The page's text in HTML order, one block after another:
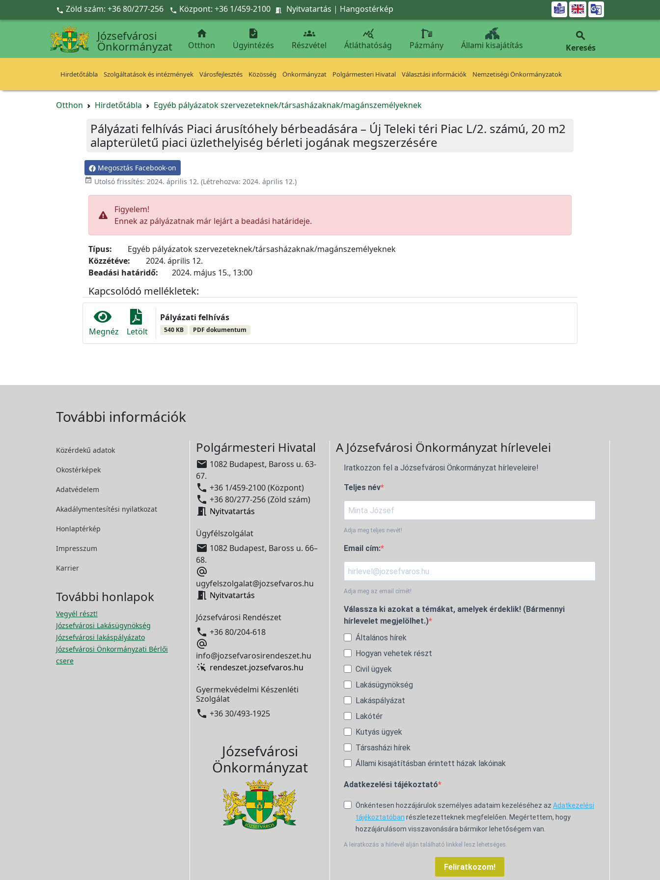
Ugrás a fő tartalomra
 Zöld szám: +36 80/277-256  Központ: +36 1/459-2100  Nyitvatartás | Hangostérkép 
Józsefvárosi
Önkormányzat

Otthon

Ügyintézés

Részvétel

Átláthatóság Pázmány Állami kisajátítás

Keresés
Hirdetőtábla Szolgáltatások és intézmények Városfejlesztés Közösség Önkormányzat Polgármesteri Hivatal Választási információk Nemzetiségi Önkormányzatok
Otthon Hirdetőtábla Egyéb pályázatok szervezeteknek/társasházaknak/magánszemélyeknek
Pályázati felhívás Piaci árusítóhely bérbeadására – Új Teleki téri Piac L/2. számú, 20 m2
alapterületű piaci üzlethelyiség bérleti jogának megszerzésére
Megosztás Facebook-on
 Utolsó frissítés: 2024. április 12. (Létrehozva: 2024. április 12.)
Figyelem!
Ennek az pályázatnak már lejárt a beadási határideje.
Típus:
Egyéb pályázatok szervezeteknek/társasházaknak/magánszemélyeknek
Közzétéve:
2024. április 12.
Beadási határidő:
2024. május 15., 13:00
Kapcsolódó mellékletek:
Megnéz Letölt
Pályázati felhívás
540 KB PDF dokumentum
További információk
Közérdekű adatok
Okostérképek
Adatvédelem
Akadálymentesítési nyilatkozat
Honlaptérkép
Impresszum
Karrier
További honlapok
Vegyél részt!
Józsefvárosi Lakásügynökség
Józsefvárosi lakáspályázato
Józsefvárosi Önkormányzati Bérlői
csere
Polgármesteri Hivatal
 1082 Budapest, Baross u. 63-
67.
 +36 1/459-2100 (Központ)
 +36 80/277-256 (Zöld szám)
 Nyitvatartás
Ügyfélszolgálat
 1082 Budapest, Baross u. 66–
68.

ugyfelszolgalat@jozsefvaros.hu
 Nyitvatartás
Józsefvárosi Rendészet
 +36 80/204-618

info@jozsefvarosirendeszet.hu
rendeszet.jozsefvaros.hu
Gyermekvédelmi Készenléti
Szolgálat
 +36 30/493-1925
Józsefvárosi
Önkormányzat
A Józsefvárosi Önkormányzat hírlevelei
Iratkozzon fel a Józsefvárosi Önkormányzat hírleveleire!
Teljes név
Adja meg teljes nevét!
Email cím:
Adja meg az email címét!
Válassza ki azokat a témákat, amelyek érdeklik! (Bármennyi
hírlevelet megjelölhet.)
Általános hírek
Hogyan vehetek részt
Civil ügyek
Lakásügynökség
Lakáspályázat
Lakótér
Kutyás ügyek
Társasházi hírek
Állami kisajátításban érintett házak lakóinak
Adatkezelési tájékoztató
Önkéntesen hozzájárulok személyes adataim kezeléséhez az Adatkezelési
tájékoztatóban részletezetteknek megfelelően. Megértettem, hogy
hozzájárulásom visszavonására bármikor lehetőségem van.
A leiratkozás a hírlevél alján található linkkel lesz lehetséges.
Feliratkozom!